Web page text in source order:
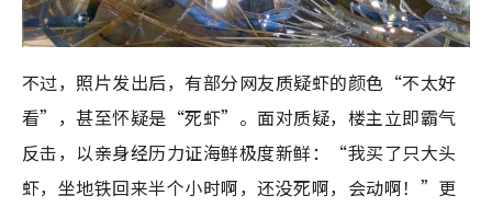
不过，照片发出后，有部分网友质疑虾的颜色“不太好
看”，甚至怀疑是“死虾”。面对质疑，楼主立即霸气
反击，以亲身经历力证海鲜极度新鲜：“我买了只大头
虾，坐地铁回来半个小时啊，还没死啊，会动啊！”更